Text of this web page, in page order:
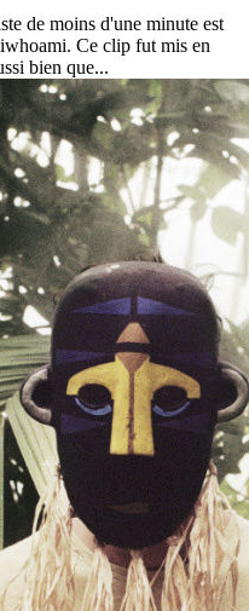
de moins d'une minute est
Ce clip fut mis en
bien que...